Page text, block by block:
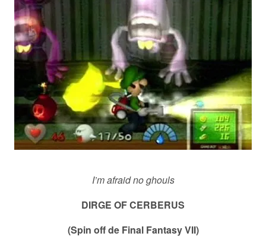
I’m afraid no ghouls
DIRGE OF CERBERUS
(Spin off de Final Fantasy VII)